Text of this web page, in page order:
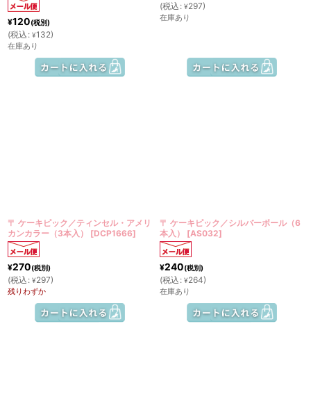
¥120(税別)
(税込 : ¥132)
在庫あり
(税込 : ¥297)
在庫あり
〒 ケーキピック／ティンセル・アメリ
カンカラー（3本入）
[DCP1666]
¥270(税別)
(税込 : ¥297)
残りわずか
〒 ケーキピック／シルバーボール（6
本入）
[AS032]
¥240(税別)
(税込 : ¥264)
在庫あり